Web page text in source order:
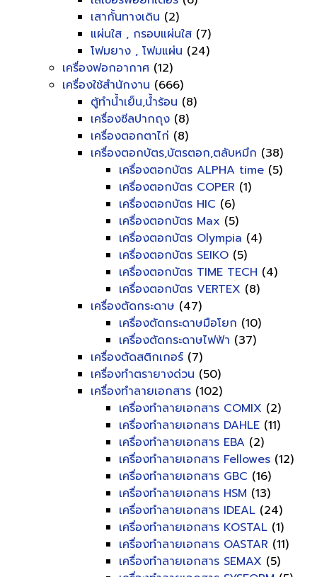
เสากั้นทางเดิน (2)
แผ่นใส , กรอบแผ่นใส (7)
โฟมยาง , โฟมแผ่น (24)
เครื่องฟอกอากาศ (12)
เครื่องใช้สำนักงาน (666)
ตู้ทำน้ำเย็น,น้ำร้อน (8)
เครื่องซีลปากถุง (8)
เครื่องตอกตาไก่ (8)
เครื่องตอกบัตร,บัตรตอก,ตลับหมึก (38)
เครื่องตอกบัตร ALPHA time (5)
เครื่องตอกบัตร COPER (1)
เครื่องตอกบัตร HIC (6)
เครื่องตอกบัตร Max (5)
เครื่องตอกบัตร Olympia (4)
เครื่องตอกบัตร SEIKO (5)
เครื่องตอกบัตร TIME TECH (4)
เครื่องตอกบัตร VERTEX (8)
เครื่องตัดกระดาษ (47)
เครื่องตัดกระดาษมือโยก (10)
เครื่องตัดกระดาษไฟฟ้า (37)
เครื่องตัดสติกเกอร์ (7)
เครื่องทำตรายางด่วน (50)
เครื่องทำลายเอกสาร (102)
เครื่องทำลายเอกสาร COMIX (2)
เครื่องทำลายเอกสาร DAHLE (11)
เครื่องทำลายเอกสาร EBA (2)
เครื่องทำลายเอกสาร Fellowes (12)
เครื่องทำลายเอกสาร GBC (16)
เครื่องทำลายเอกสาร HSM (13)
เครื่องทำลายเอกสาร IDEAL (24)
เครื่องทำลายเอกสาร KOSTAL (1)
เครื่องทำลายเอกสาร OASTAR (11)
เครื่องทำลายเอกสาร SEMAX (5)